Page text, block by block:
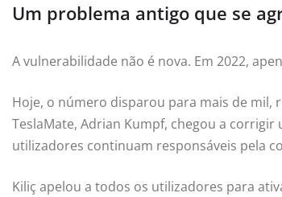
Um problema antigo que se
A vulnerabilidade não é nova. Em 2022,
Hoje, o número disparou para mais de mil,
TeslaMate, Adrian Kumpf, chegou a
utilizadores continuam responsáveis pela
Kiliç apelou a todos os utilizadores para